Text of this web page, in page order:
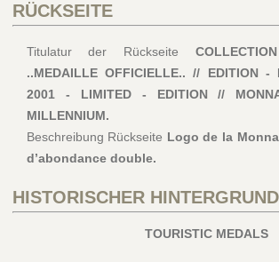
RÜCKSEITE
Titulatur der Rückseite
..MEDAILLE OFFICIELLE.. // EDITION
2001 - LIMITED - EDITION //
MILLENNIUM.
Beschreibung Rückseite Logo de la
d’abondance double.
HISTORISCHER HINTERGRUND
TOURISTIC MEDALS